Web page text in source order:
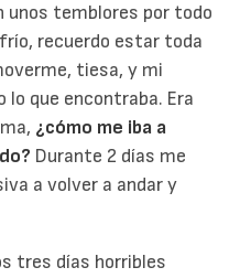
unos temblores por todo
recuerdo estar toda
tiesa, y mi
que encontraba. Era
¿cómo me iba a
Durante 2 días me
a volver a andar y
tres días horribles